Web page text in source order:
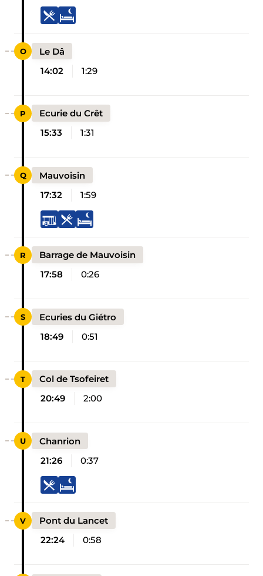
Le Dâ
14:02
1:29
Ecurie du Crêt
15:33
1:31
Mauvoisin
17:32
1:59
Barrage de Mauvoisin
17:58
0:26
Ecuries du Giétro
18:49
0:51
Col de Tsofeiret
20:49
2:00
Chanrion
21:26
0:37
Pont du Lancet
22:24
0:58